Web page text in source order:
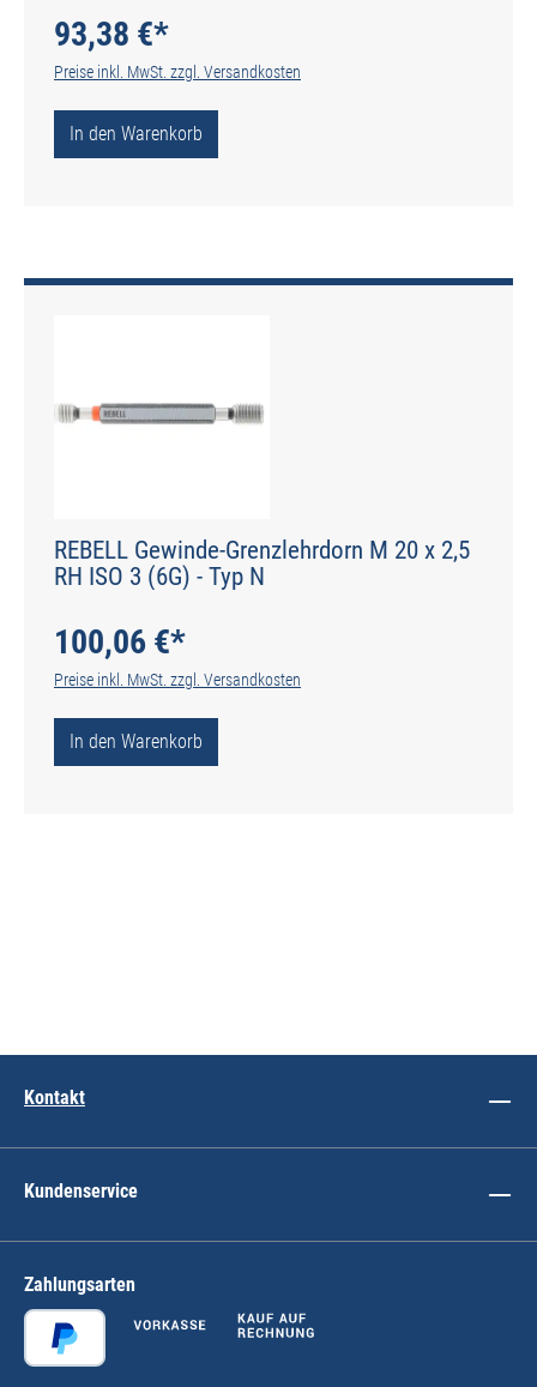
93,38 €*
Preise inkl. MwSt. zzgl. Versandkosten
In den Warenkorb
REBELL Gewinde-Grenzlehrdorn M 20 x 2,5
RH ISO 3 (6G) - Typ N
100,06 €*
Preise inkl. MwSt. zzgl. Versandkosten
In den Warenkorb
Kontakt
Kundenservice
Zahlungsarten